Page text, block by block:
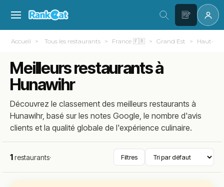
Accueil Tous les restaurants France 🇫🇷 Grand Est Haut-
Meilleurs restaurants à
Hunawihr
Découvrez le classement des meilleurs restaurants à
Hunawihr, basé sur les notes Google, le nombre d'avis
clients et la qualité globale de l'expérience culinaire.
1restaurants· Filtres